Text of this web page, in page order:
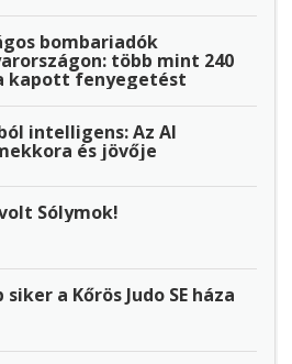
bombariadók
több mint 240
kapott fenyegetést
intelligens: Az AI
és jövője
Sólymok!
siker a Kőrös Judo SE háza